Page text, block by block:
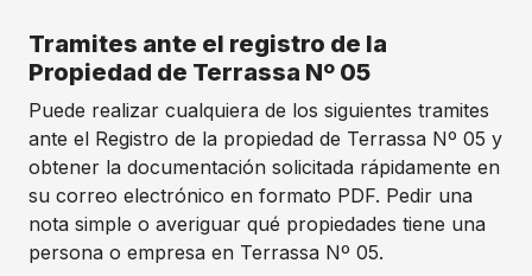
Tramites ante el registro de la
Propiedad de Terrassa Nº 05
Puede realizar cualquiera de los siguientes tramites
ante el Registro de la propiedad de Terrassa Nº 05 y
obtener la documentación solicitada rápidamente en
su correo electrónico en formato PDF. Pedir una
nota simple o averiguar qué propiedades tiene una
persona o empresa en Terrassa Nº 05.